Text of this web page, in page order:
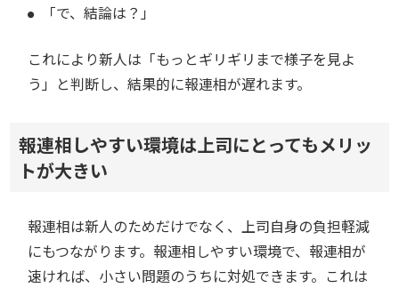
「で、結論は？」
これにより新人は「もっとギリギリまで様子を見よ
う」と判断し、結果的に報連相が遅れます。
報連相しやすい環境は上司にとってもメリッ
トが大きい
報連相は新人のためだけでなく、上司自身の負担軽減
にもつながります。報連相しやすい環境で、報連相が
速ければ、小さい問題のうちに対処できます。これは